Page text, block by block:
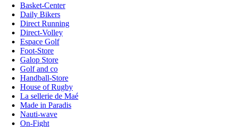
Basket-Center
Daily Bikers
Direct Running
Direct-Volley
Espace Golf
Foot-Store
Galop Store
Golf and co
Handball-Store
House of Rugby
La sellerie de Maé
Made in Paradis
Nauti-wave
On-Fight